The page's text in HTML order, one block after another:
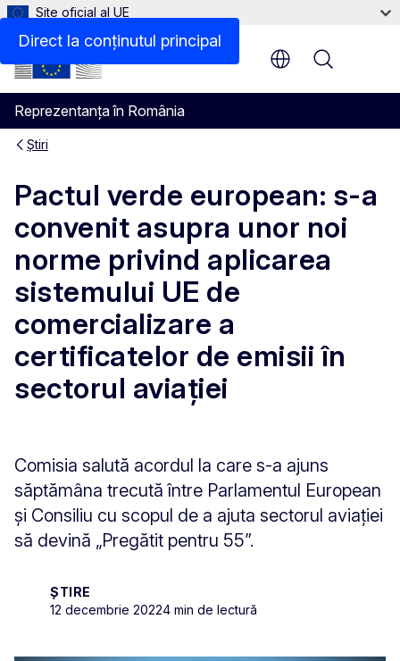
Direct la conținutul principal
Site oficial al UE
Reprezentanța în România
Menu
Știri
Pactul verde european: s-a
convenit asupra unor noi
norme privind aplicarea
sistemului UE de
comercializare a
certificatelor de emisii în
sectorul aviației
Comisia salută acordul la care s-a ajuns
săptămâna trecută între Parlamentul European
și Consiliu cu scopul de a ajuta sectorul aviației
să devină „Pregătit pentru 55”.
ȘTIRE
12 decembrie 20224 min de lectură